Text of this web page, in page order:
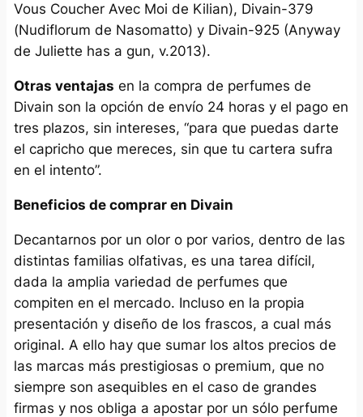
Vous Coucher Avec Moi de Kilian), Divain-379
(Nudiflorum de Nasomatto) y Divain-925 (Anyway
de Juliette has a gun, v.2013).
Otras ventajas en la compra de perfumes de
Divain son la opción de envío 24 horas y el pago en
tres plazos, sin intereses, “para que puedas darte
el capricho que mereces, sin que tu cartera sufra
en el intento”.
Beneficios de comprar en Divain
Decantarnos por un olor o por varios, dentro de las
distintas familias olfativas, es una tarea difícil,
dada la amplia variedad de perfumes que
compiten en el mercado. Incluso en la propia
presentación y diseño de los frascos, a cual más
original. A ello hay que sumar los altos precios de
las marcas más prestigiosas o premium, que no
siempre son asequibles en el caso de grandes
firmas y nos obliga a apostar por un sólo perfume